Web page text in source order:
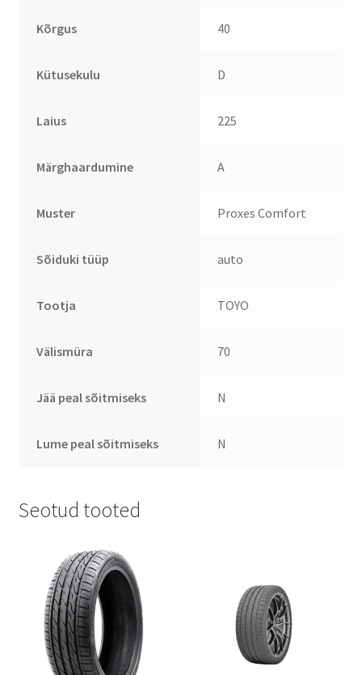
Kõrgus 40
Kütusekulu D
Laius 225
Märghaardumine A
Muster Proxes Comfort
Sõiduki tüüp auto
Tootja TOYO
Välismüra 70
Jää peal sõitmiseks N
Lume peal sõitmiseks N
Seotud tooted